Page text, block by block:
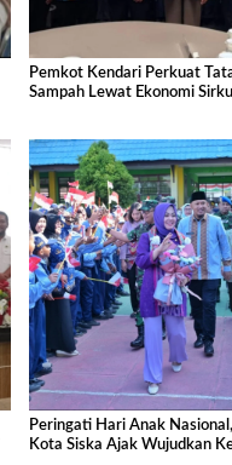
Pemkot Kendari Perkuat
Sampah Lewat Ekonomi
Peringati Hari Anak
Kota Siska Ajak Wujudkan